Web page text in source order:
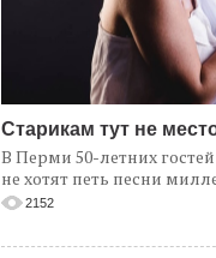
Старикам тут не
В Перми 50-летних
не хотят петь песни
2152